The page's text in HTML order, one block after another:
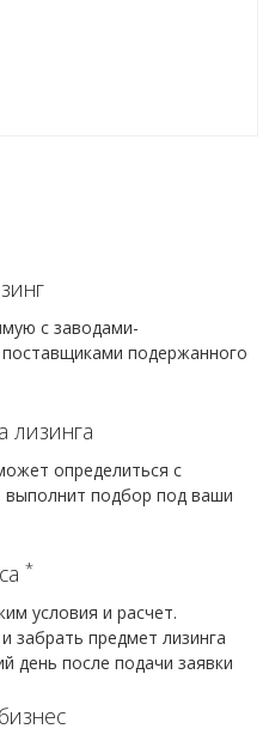
с заводами-
подержанного
лизинга
определиться с
выполнит подбор под ваши
*
условия и расчет.
забрать предмет лизинга
день после подачи заявки